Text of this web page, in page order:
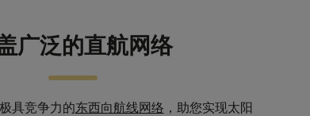
广泛的直航网络
具竞争力的东西向航线网络 ，助您实现太阳